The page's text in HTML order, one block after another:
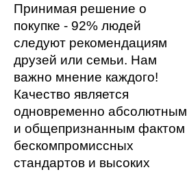
Принимая решение о
покупке - 92% людей
следуют рекомендациям
друзей или семьи. Нам
важно мнение каждого!
Качество является
одновременно абсолютным
и общепризнанным фактом
бескомпромиссных
стандартов и высоких